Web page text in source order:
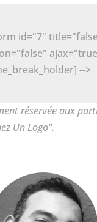
id="7"
-->
réservée aux
Un Logo".